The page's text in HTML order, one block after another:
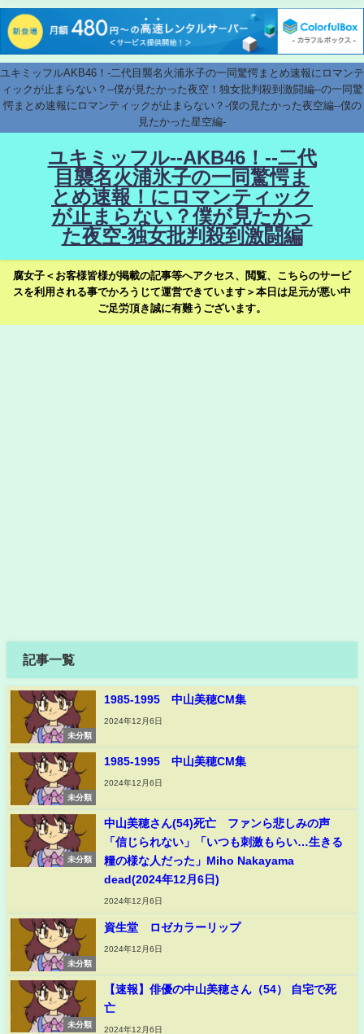
ユキミッフルAKB46！-二代目襲名火浦氷子の一同驚愕まとめ速報にロマンテ
ィックが止まらない？--僕が見たかった夜空！独女批判殺到激闘編--の一同驚
愕まとめ速報にロマンティックが止まらない？-僕の見たかった夜空編--僕の
見たかった星空編-
ユキミッフル--AKB46！--二代
目襲名火浦氷子の一同驚愕ま
とめ速報！にロマンティック
が止まらない？僕が見たかっ
た夜空-独女批判殺到激闘編
腐女子＜お客様皆様が掲載の記事等へアクセス、閲覧、こちらのサービ
スを利用される事でかろうじて運営できています＞本日は足元が悪い中
ご足労頂き誠に有難うございます。
記事一覧
未分類
1985-1995 中山美穂CM集
2024年12月6日
未分類
1985-1995 中山美穂CM集
2024年12月6日
未分類
中山美穂さん(54)死亡 ファンら悲しみの声
「信じられない」「いつも刺激もらい…生きる
糧の様な人だった」Miho Nakayama
dead(2024年12月6日)
2024年12月6日
未分類
資生堂 ロゼカラーリップ
2024年12月6日
未分類
【速報】俳優の中山美穂さん（54） 自宅で死
亡
2024年12月6日